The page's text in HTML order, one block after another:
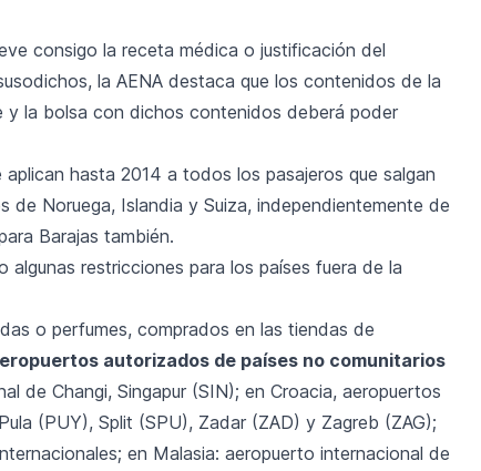
consigo la receta médica o justificación del
la AENA destaca que los contenidos de la
y la bolsa con dichos contenidos deberá poder
hasta 2014 a todos los pasajeros que salgan
de Noruega, Islandia y Suiza, independientemente de
Barajas también.
restricciones para los países fuera de la
o perfumes, comprados en las tiendas de
autorizados de países no comunitarios
de Changi, Singapur (SIN); en Croacia, aeropuertos
(PUY), Split (SPU), Zadar (ZAD) y Zagreb (ZAG);
en Malasia: aeropuerto internacional de